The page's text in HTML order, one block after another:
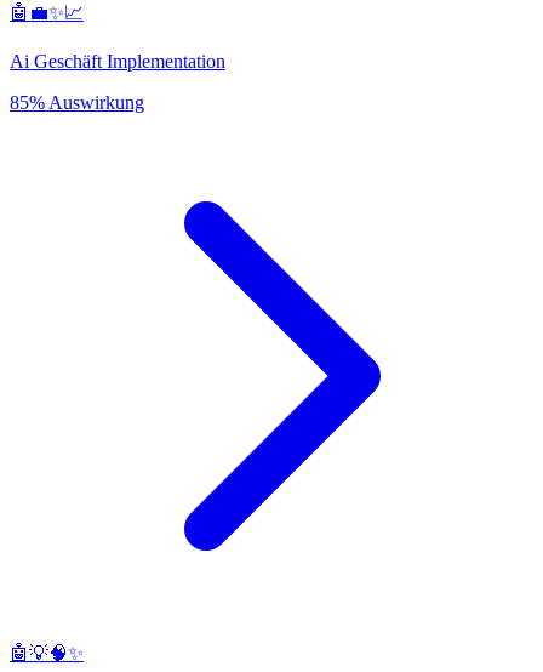
🤖💼✨📈
Ai Geschäft Implementation
85% Auswirkung
🤖💡🧠✨